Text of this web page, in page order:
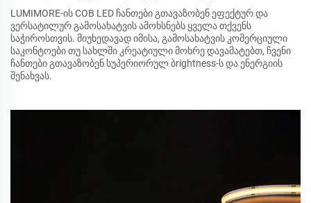
LUMIMORE-ის COB LED ჩანთები გთავაზობენ ეფექტურ და
ვერსატილურ გამოსახატვის ამოხსნებს ყველა თქვენს
საჭიროსთვის. მიუხედავად იმისა, გამოსახატვის კომერციული
საკონტოები თუ სახლში კრეატიული მოხრე დავამატებთ, ჩვენი
ჩანთები გთავაზობენ სუპერიორულ ბrightness-ს და ენერგიის
შენახვას.